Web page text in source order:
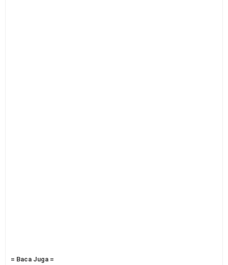
= Baca Juga =